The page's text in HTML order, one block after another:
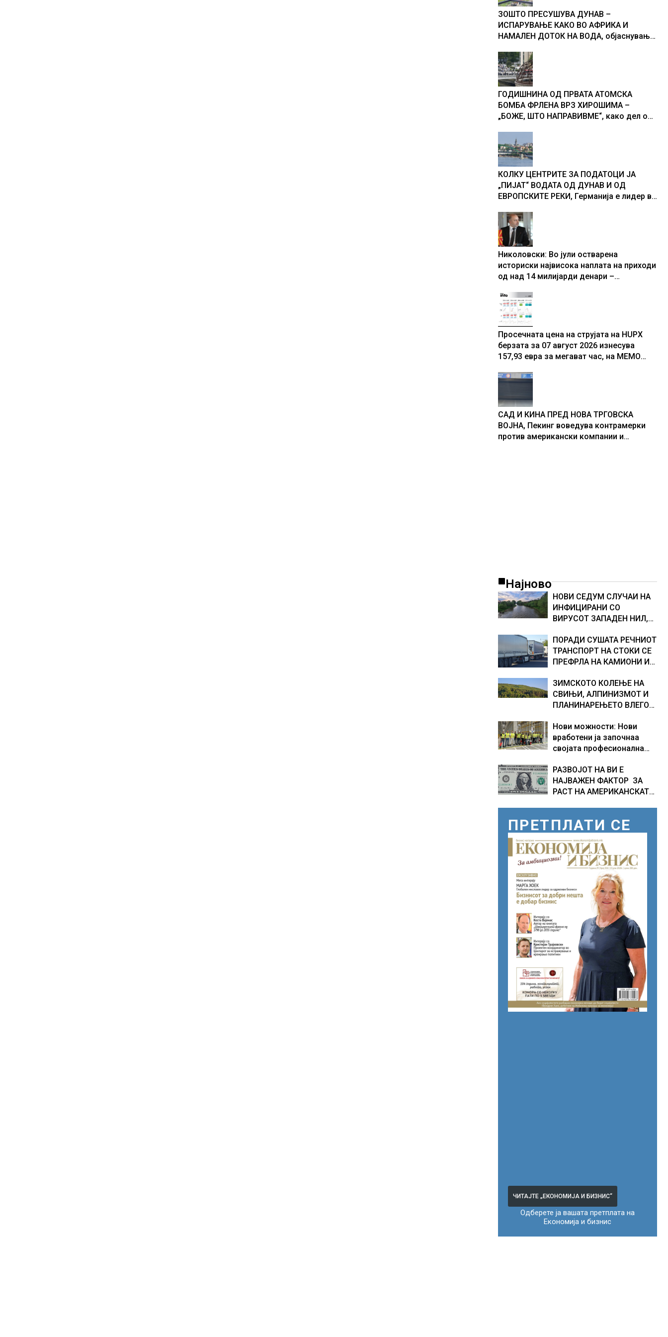
ЗОШТО ПРЕСУШУВА ДУНАВ –
ИСПАРУВАЊЕ КАКО ВО АФРИКА И
НАМАЛЕН ДОТОК НА ВОДА, објаснување
ГОДИШНИНА ОД ПРВАТА АТОМСКА
БОМБА ФРЛЕНА ВРЗ ХИРОШИМА –
„БОЖЕ, ШТО НАПРАВИВМЕ“, како дел од
учесниците во бомбардирањето го
доживуваа овој настан што го промени
текот на историјата
КОЛКУ ЦЕНТРИТЕ ЗА ПОДАТОЦИ ЈА
„ПИЈАТ“ ВОДАТА ОД ДУНАВ И ОД
ЕВРОПСКИТЕ РЕКИ, Германија е лидер во
податоци
Николовски: Во јули остварена
историски највисока наплата на приходи
од над 14 милијарди денари –
резултати
Просечната цена на струјата на HUPX
берзата за 07 август 2026 изнесува
157,93 евра за мегават час, на МЕМО
САД И КИНА ПРЕД НОВА ТРГОВСКА
ВОЈНА, Пекинг воведува контрамерки
против американски компании и
Најново
НОВИ СЕДУМ СЛУЧАИ НА
ИНФИЦИРАНИ СО
ВИРУСОТ ЗАПАДЕН НИЛ,
критична состојба
ПОРАДИ СУШАТА РЕЧНИОТ
ТРАНСПОРТ НА СТОКИ СЕ
ПРЕФРЛА НА КАМИОНИ И
итни мерки овозможува
камионџиите да возат и
во недела
ЗИМСКОТО КОЛЕЊЕ НА
СВИЊИ, АЛПИНИЗМОТ И
ПЛАНИНАРЕЊЕТО ВЛЕГОА
КУЛТУРНО НАСЛЕДСТВО
НА СЛОВЕНИЈА
Нови можности: Нови
вработени ја започнаа
својата професионална
Логистичкиот центар во
Куманово
РАЗВОЈОТ НА ВИ Е
НАЈВАЖЕН ФАКТОР ЗА
РАСТ НА АМЕРИКАНСКАТА
ПРЕТПЛАТИ СЕ
ЧИТАЈТЕ „ЕКОНОМИЈА И БИЗНИС“
Одберете ја вашата претплата на
Економија и бизнис